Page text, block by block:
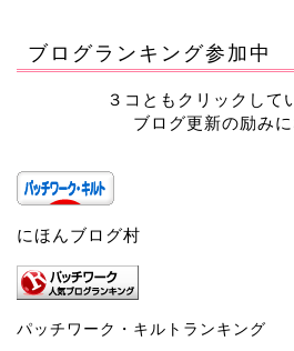
ブログランキング参加中
３コともクリックして
ブログ更新の励み
にほんブログ村
パッチワーク・キルトランキング